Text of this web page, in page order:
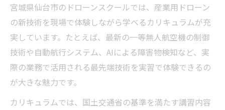
宮城県仙台市のドローンスクールでは、産業用ドローン
の新技術を現場で体験しながら学べるカリキュラムが充
実しています。たとえば、最新の一等無人航空機の制御
技術や自動航行システム、AIによる障害物検知など、実
際の業務で活用される最先端技術を実習で体験できるの
が大きな魅力です。
カリキュラムでは、国土交通省の基準を満たす講習内容